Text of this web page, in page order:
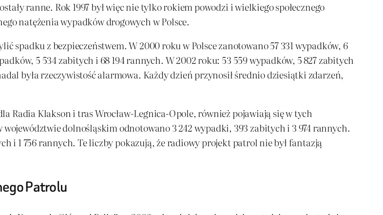
ranne. Rok 1997 był więc nie tylko rokiem powodzi i wielkiego społecznego
natężenia wypadków drogowych w Polsce.
spadku z bezpieczeństwem. W 2000 roku w Polsce zanotowano 57 331 wypadków, 6
5 534 zabitych i 68 194 rannych. W 2002 roku: 53 559 wypadków, 5 827 zabitych
była rzeczywistość alarmowa. Każdy dzień przynosił średnio dziesiątki zdarzeń,
Radia Klakson i tras Wrocław-Legnica-Opole, również pojawiają się w tych
dolnośląskim odnotowano 3 242 wypadki, 393 zabitych i 3 974 rannych.
i 1 756 rannych. Te liczby pokazują, że radiowy projekt patrol nie był fantazją
Patrolu